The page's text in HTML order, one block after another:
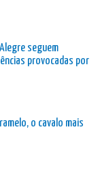
seguem
provocadas por
o cavalo mais